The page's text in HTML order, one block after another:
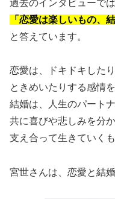
過去のインタビューでは
「恋愛は楽しいもの、
と答えています。
恋愛は、ドキドキしたり
ときめいたりする感情
結婚は、人生のパートナ
共に喜びや悲しみを分か
支え合って生きていくも
宮世さんは、恋愛と結